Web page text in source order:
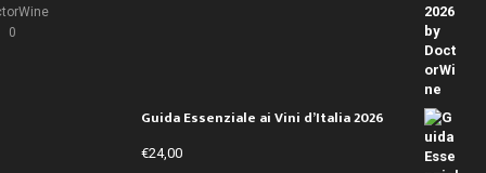
0
Guida Essenziale ai Vini d’Italia 2026
€24,00